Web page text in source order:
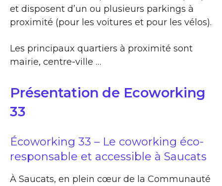
et disposent d’un ou plusieurs parkings à
proximité (pour les voitures et pour les vélos).
Les principaux quartiers à proximité sont
mairie, centre-ville …
Présentation de Ecoworking
33
Écoworking 33 – Le coworking éco-
responsable et accessible à Saucats
À Saucats, en plein cœur de la Communauté